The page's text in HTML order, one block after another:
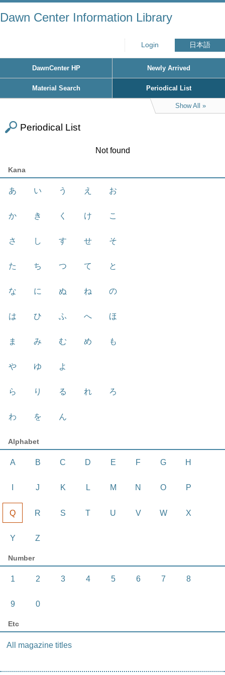
Dawn Center Information Library
Login 日本語
DawnCenter HP Newly Arrived
Material Search Periodical List
Show All
Periodical List
Not found
Kana
あ い う え お
か き く け こ
さ し す せ そ
た ち つ て と
な に ぬ ね の
は ひ ふ へ ほ
ま み む め も
や ゆ よ
ら り る れ ろ
わ を ん
Alphabet
A B C D E F G H
J K L M N O P
Q R S T U V W X
Y Z
Number
1 2 3 4 5 6 7 8
9 0
Etc
All magazine titles